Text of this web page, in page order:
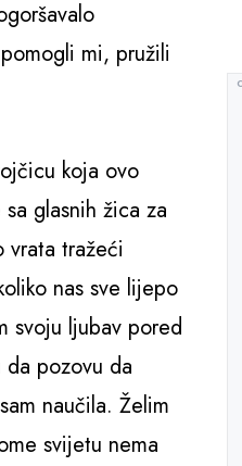
mi, pružili
koja ovo
glasnih žica za
vrata tražeći
nas sve lijepo
svoju ljubav pored
da pozovu da
naučila. Želim
svijetu nema